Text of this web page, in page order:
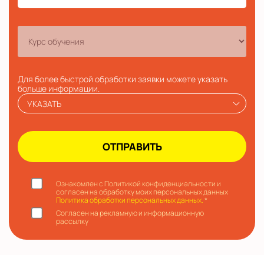
Для более быстрой обработки заявки можете указать
больше информации.
УКАЗАТЬ
Ознакомлен с Политикой конфиденциальности и
согласен на обработку моих персональных данных
Политика обработки персональных данных.*
Согласен на рекламную и информационную
рассылку